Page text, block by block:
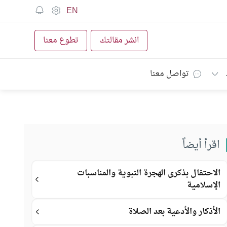
EN
انشر مقالتك تطوع معنا
تواصل معنا
اقرأ أيضاً
الاحتفال بذكرى الهجرة النبوية والمناسبات
الإسلامية
الأذكار والأدعية بعد الصلاة